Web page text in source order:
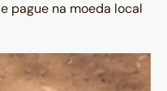
e pague na moeda local